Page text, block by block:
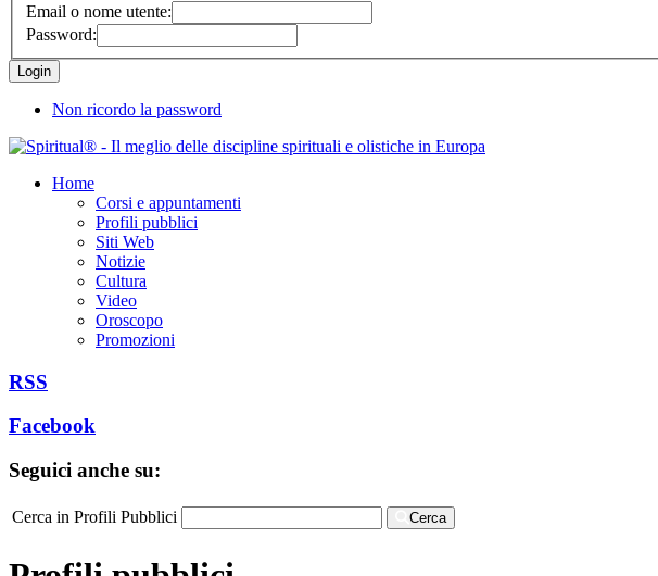
Email o nome utente:
Password:
Non ricordo la password
Home
Corsi e appuntamenti
Profili pubblici
Siti Web
Notizie
Cultura
Video
Oroscopo
Promozioni
RSS
Facebook
Seguici anche su:
Cerca in Profili Pubblici Cerca